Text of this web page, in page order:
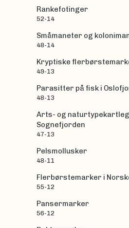
Rankefotinger
52-14
Småmaneter og
48-14
Kryptiske
49-13
Parasitter på fisk i
48-13
Arts- og
Sognefjorden
47-13
Pelsmollusker
48-11
Flerbørstemarker i
55-12
Pansermarker
56-12